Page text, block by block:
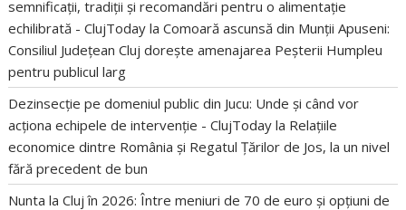
semnificații, tradiții și recomandări pentru o alimentație
echilibrată - ClujToday laComoară ascunsă din Munții Apuseni:
Consiliul Județean Cluj dorește amenajarea Peșterii Humpleu
pentru publicul larg
Dezinsecție pe domeniul public din Jucu: Unde și când vor
acționa echipele de intervenție - ClujToday la Relațiile
economice dintre România și Regatul Țărilor de Jos, la un nivel
fără precedent de bun
Nunta la Cluj în 2026: Între meniuri de 70 de euro și opțiuni de